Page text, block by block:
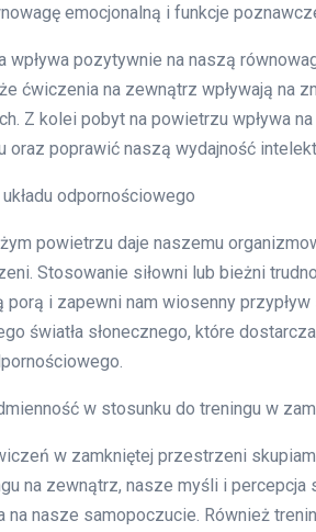
emocjonalną i funkcje
wpływa pozytywnie na naszą
ćwiczenia na zewnątrz wpływają na
Z kolei pobyt na powietrzu wpływa
oraz poprawić naszą wydajność
odpornościowego
powietrzu daje naszemu
Stosowanie siłowni lub bieżni
i zapewni nam wiosenny
światła słonecznego, które
w stosunku do treningu w
w zamkniętej przestrzeni
na zewnątrz, nasze myśli i percepcja
na nasze samopoczucie. Również